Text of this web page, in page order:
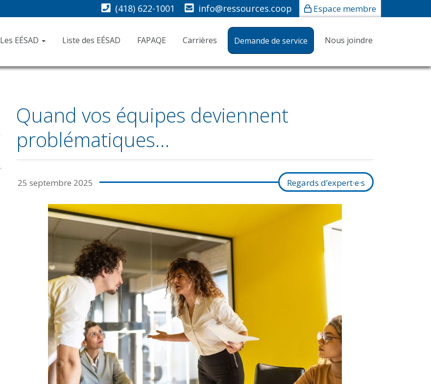
Espace membre
info@ressources.coop
(418) 622-1001
Les EÉSAD Liste des EÉSAD FAPAQE Carrières Demande de service Nous joindre
Quand vos équipes deviennent
problématiques…
Regards d’expert·e·s
25 septembre 2025